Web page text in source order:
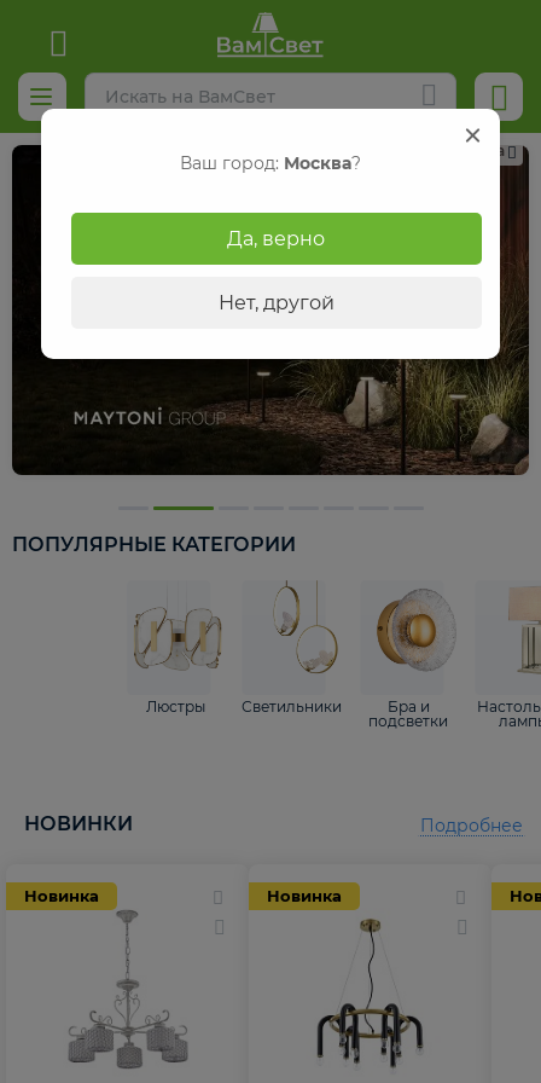
Реклама
ПОПУЛЯРНЫЕ КАТЕГОРИИ
Люстры Светильники
Бра и
подсветки
НОВИНКИ
Новинка Новинка
Подробнее
Ваш город: Москва?
Да, верно
Нет, другой